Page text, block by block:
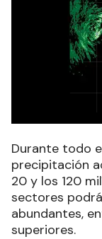
Durante todo
precipitación
20 y los 120
sectores
abundantes,
superiores.